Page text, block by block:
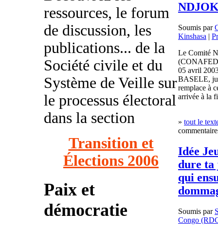
ressources, le forum
de discussion, les
publications... de la
Société civile et du
Système de Veille sur
le processus électoral
dans la section
Transition et
Élections 2006
Paix et
démocratie
Soumis par
Kinshasa |
Le Comité
05 avril
BASELE,
remplace à
arrivée à la
» tout le
Idée
dure ta
qui
Soumis par
Congo